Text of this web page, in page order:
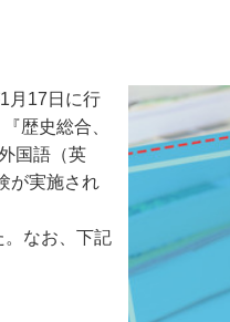
月17日に行
歴史総合、
国語（英
が実施され
なお、下記